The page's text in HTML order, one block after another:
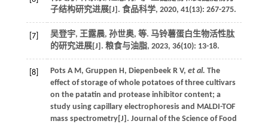
子结构研究进展[J]. 食品科学, 2020, 41(13): 267-275.
[7] 吴登宇, 王露晨, 孙世奥, 等. 马铃薯蛋白生物活性肽
的研究进展[J]. 粮食与油脂, 2023, 36(10): 13-18.
[8] Pots A M, Gruppen H, Diepenbeek R V, et al. The
effect of storage of whole potatoes of three cultivars
on the patatin and protease inhibitor content; a
study using capillary electrophoresis and MALDI-TOF
mass spectrometry[J]. Journal of the Science of Food